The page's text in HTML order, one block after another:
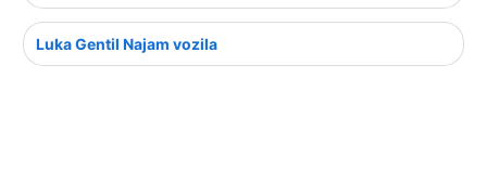
Luka Gentil Najam vozila